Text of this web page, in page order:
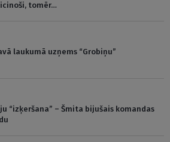
tomēr…
laukumā uzņems “Grobiņu”
“izķeršana” – Šmita bijušais komandas